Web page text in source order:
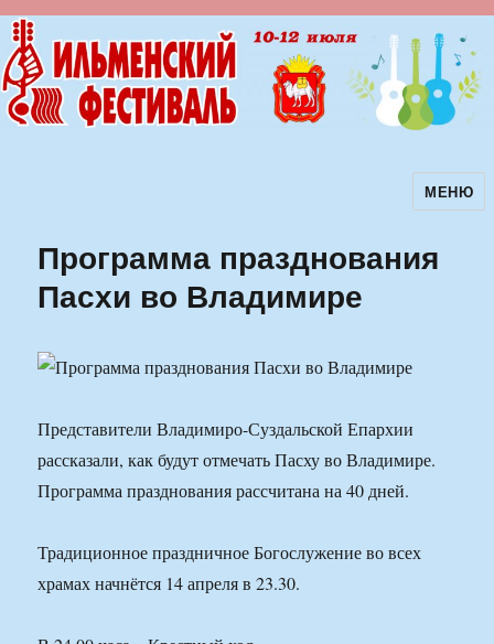
Ильменский фестиваль авторскойМЕНЮ
Программа празднования
Пасхи во Владимире
Представители Владимиро-Суздальской Епархии
рассказали, как будут отмечать Пасху во Владимире.
Программа празднования рассчитана на 40 дней.
Традиционное праздничное Богослужение во всех
храмах начнётся 14 апреля в 23.30.